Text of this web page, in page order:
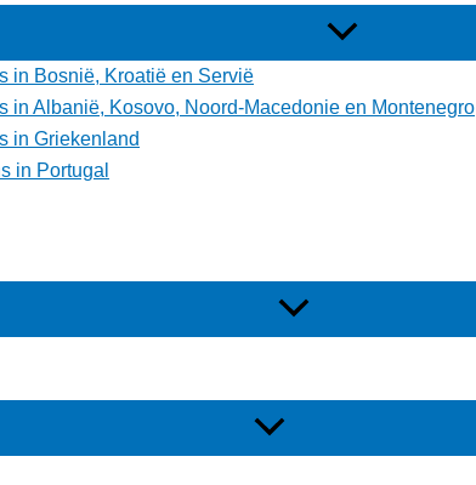
in Bosnië, Kroatië en Servië
in Albanië, Kosovo, Noord-Macedonie en Montenegro
in Griekenland
in Portugal